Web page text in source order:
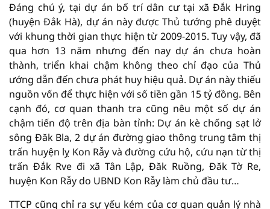
Đáng chú ý, tại dự án bố trí dân cư tại xã Đắk Hring
(huyện Đắk Hà), dự án này được Thủ tướng phê duyệt
với khung thời gian thực hiện từ 2009-2015. Tuy vậy, đã
qua hơn 13 năm nhưng đến nay dự án chưa hoàn
thành, triển khai chậm không theo chỉ đạo của Thủ
ướng dẫn đến chưa phát huy hiệu quả. Dự án này thiếu
nguồn vốn để thực hiện với số tiền gần 15 tỷ đồng. Bên
cạnh đó, cơ quan thanh tra cũng nêu một số dự án
chậm tiến độ trên địa bàn tỉnh: Dự án kè chống sạt lở
sông Đăk Bla, 2 dự án đường giao thông trung tâm thị
trấn huyện lỵ Kon Rẫy và đường cứu hộ, cứu nạn từ thị
trấn Đắk Rve đi xã Tân Lập, Đăk Ruồng, Đăk Tờ Re,
huyện Kon Rẫy do UBND Kon Rẫy làm chủ đầu tư…
TTCP cũng chỉ ra sự yếu kém của cơ quan quản lý nhà